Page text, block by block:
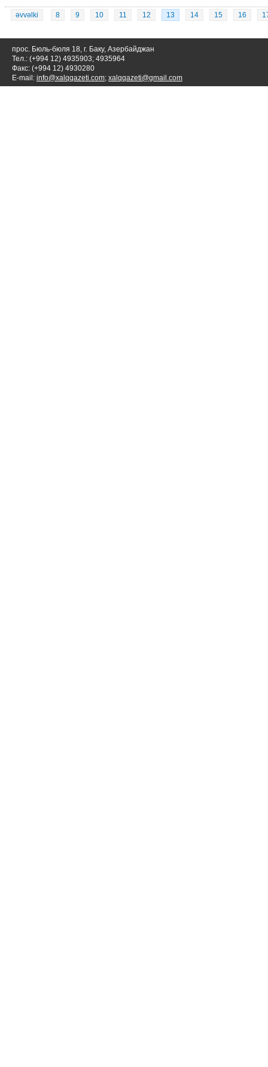
əvvəlki 8 9 10 11 12 13 14 15 16
прос. Бюль-бюля 18, г. Баку, Азербайджан
Тел.: (+994 12) 4935903; 4935964
Факс: (+994 12) 4930280
E-mail: info@xalqqazeti.com; xalqqazeti@gmail.com